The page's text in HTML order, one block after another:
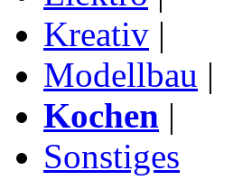
Kreativ |
Modellbau |
Kochen |
Sonstiges